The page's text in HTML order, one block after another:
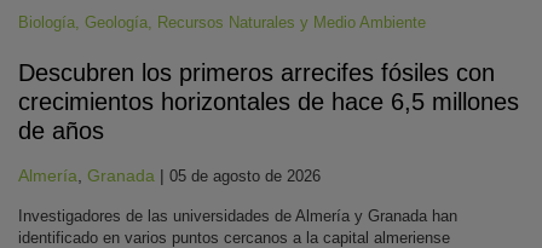
Biología Geología Recursos Naturales y Medio Ambiente
Descubren los primeros arrecifes fósiles con
crecimientos horizontales de hace 6,5 millones
de años
Almería Granada | 05 de agosto de 2026
Investigadores de las universidades de Almería y Granada han
identificado en varios puntos cercanos a la capital almeriense